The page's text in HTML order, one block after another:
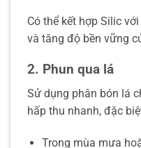
Có thể kết hợp Silic
và tăng độ bền vững
2. Phun qua lá
Sử dụng phân bón lá
hấp thu nhanh, đặc
Trong mùa mưa